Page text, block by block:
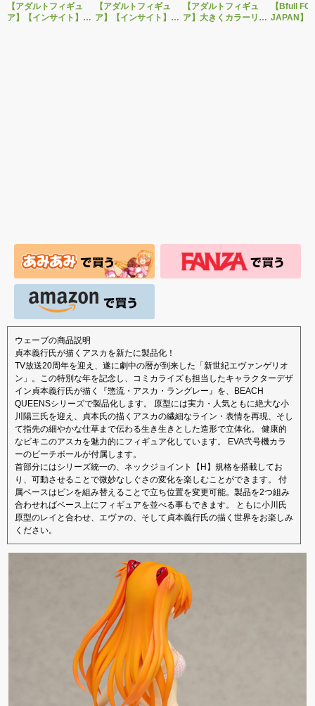
【アダルトフィギュ
ア】【インサイト】肉
【アダルトフィギュ
ア】【インサイト】ベ
【アダルトフィギュ
ア】大きくカラーリン
【Bfull
JAPAN】
ウェーブの商品説明
貞本義行氏が描くアスカを新たに製品化！
TV放送20周年を迎え、遂に劇中の暦が到来した「新世紀エヴァンゲリオ
ン」。この特別な年を記念し、コミカライズも担当したキャラクターデザ
イン貞本義行氏が描く『惣流・アスカ・ラングレー』を、BEACH
QUEENSシリーズで製品化します。 原型には実力・人気ともに絶大な小
川陽三氏を迎え、貞本氏の描くアスカの繊細なライン・表情を再現、そし
て指先の細やかな仕草まで伝わる生き生きとした造形で立体化。 健康的
なビキニのアスカを魅力的にフィギュア化しています。 EVA弐号機カラ
ーのビーチボールが付属します。
首部分にはシリーズ統一の、ネックジョイント【H】規格を搭載してお
り、可動させることで微妙なしぐさの変化を楽しむことができます。 付
属ベースはピンを組み替えることで立ち位置を変更可能。製品を2つ組み
合わせればベース上にフィギュアを並べる事もできます。 ともに小川氏
原型のレイと合わせ、エヴァの、そして貞本義行氏の描く世界をお楽しみ
ください。